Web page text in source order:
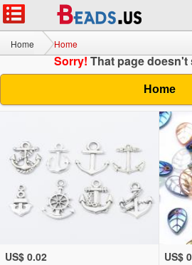
Home Home
Sorry!That page doesn't
Home
US$ 0.02 US$